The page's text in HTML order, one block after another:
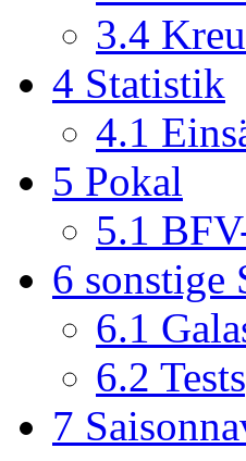
3.4
4 Statistik
4.1
5 Pokal
5.1
6 sonstige
6.1
6.2
7